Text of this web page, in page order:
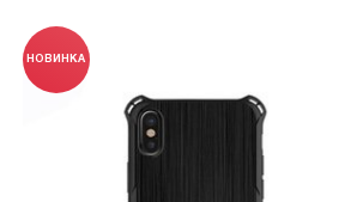
НОВИНКА